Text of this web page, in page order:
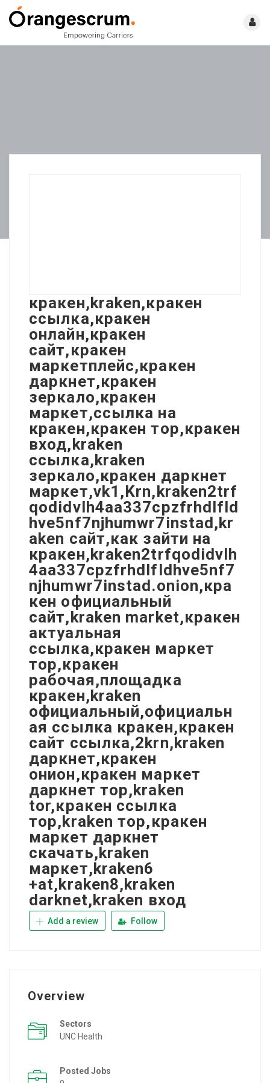
кракен,kraken,кракен
ссылка,кракен
онлайн,кракен
сайт,кракен
маркетплейс,кракен
даркнет,кракен
зеркало,кракен
маркет,ссылка на
кракен,кракен тор,кракен
вход,kraken
ссылка,kraken
зеркало,кракен даркнет
маркет,vk1,Krn,kraken2trf
qodidvlh4aa337cpzfrhdlfld
hve5nf7njhumwr7instad,kr
aken сайт,как зайти на
кракен,kraken2trfqodidvlh
4aa337cpzfrhdlfldhve5nf7
njhumwr7instad.onion,кра
кен официальный
сайт,kraken market,кракен
актуальная
ссылка,кракен маркет
тор,кракен
рабочая,площадка
кракен,kraken
официальный,официальн
ая ссылка кракен,кракен
сайт ссылка,2krn,kraken
даркнет,кракен
онион,кракен маркет
даркнет тор,kraken
tor,кракен ссылка
тор,kraken тор,кракен
маркет даркнет
скачать,kraken
маркет,kraken6
+at,kraken8,kraken
darknet,kraken вход
Add a review Follow
Overview
Sectors
UNC Health
Posted Jobs